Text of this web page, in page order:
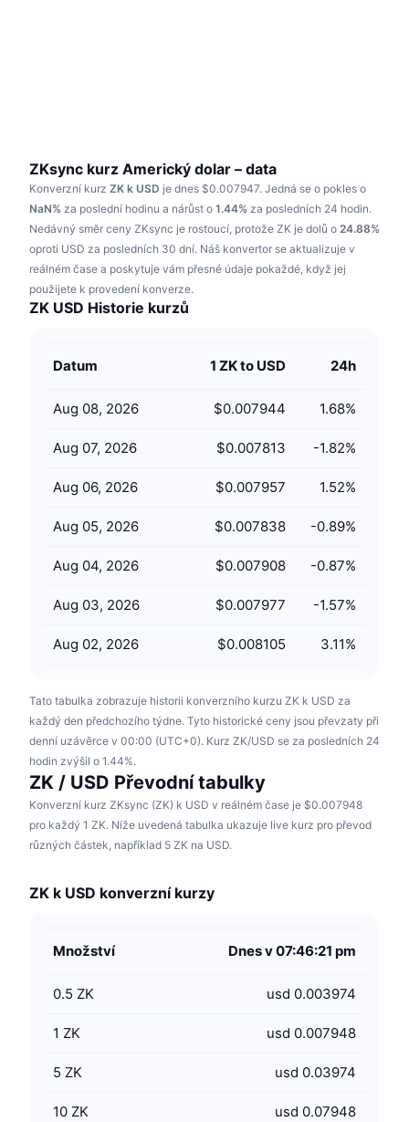
Sporty
Finance
Technologie
RSI
MACD
Deriváty
Prozkoumat
Videa
Slovník
Kampaně
Učte se a vydělávejte
Kalendáře
Kalendář ICO
ZKsync kurz Americký dolar – data
Konverzní kurz ZK k USD je dnes $0.007947. Jedná se o pokles o
NaN% za poslední hodinu a nárůst o 1.44% za posledních 24 hodin.
Nedávný směr ceny ZKsync je rostoucí, protože ZK je dolů o 24.88%
oproti USD za posledních 30 dní. Náš konvertor se aktualizuje v
reálném čase a poskytuje vám přesné údaje pokaždé, když jej
použijete k provedení konverze.
ZK USD Historie kurzů
Datum 1 ZK to USD 24h
Aug 08, 2026 $0.007944 1.68%
Aug 07, 2026 $0.007813 -1.82%
Aug 06, 2026 $0.007957 1.52%
Aug 05, 2026 $0.007838 -0.89%
Aug 04, 2026 $0.007908 -0.87%
Aug 03, 2026 $0.007977 -1.57%
Aug 02, 2026 $0.008105 3.11%
Tato tabulka zobrazuje historii konverzního kurzu ZK k USD za
každý den předchozího týdne. Tyto historické ceny jsou převzaty při
denní uzávěrce v 00:00 (UTC+0). Kurz ZK/USD se za posledních 24
hodin zvýšil o 1.44%.
ZK / USD Převodní tabulky
Konverzní kurz ZKsync (ZK) k USD v reálném čase je $0.007948
pro každý 1 ZK. Níže uvedená tabulka ukazuje live kurz pro převod
různých částek, například 5 ZK na USD.
ZK k USD konverzní kurzy
Množství Dnes v 07:46:21 pm
0.5 ZK usd 0.003974
1 ZK usd 0.007948
5 ZK usd 0.03974
10 ZK usd 0.07948